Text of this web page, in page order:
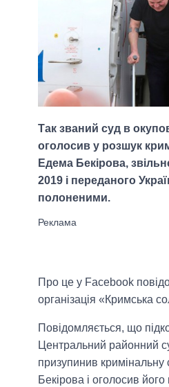
Так званий суд в
оголосив у розшук
Едема Бекірова,
2019 і переданого
полоненими.
Про це у Facebook
організація «Кримська
Повідомляється, що
Центральний районний
призупинив кримінальну
Бекірова і оголосив